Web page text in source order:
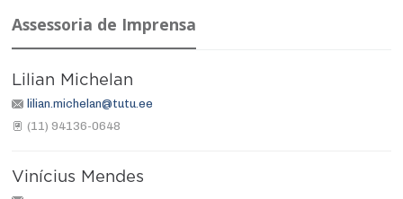
Assessoria de Imprensa
Lilian Michelan
lilian.michelan@tutu.ee
(11) 94136-0648
Vinícius Mendes